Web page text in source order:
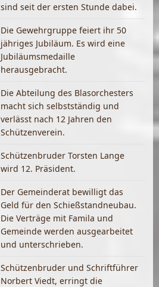
sind seit der ersten Stunde dabei.
Die Gewehrgruppe feiert ihr 50
jähriges Jubiläum. Es wird eine
Jubiläumsmedaille
herausgebracht.
Die Abteilung des Blasorchesters
macht sich selbstständig und
verlässt nach 12 Jahren den
Schützenverein.
Schützenbruder Torsten Lange
wird 12. Präsident.
Der Gemeinderat bewilligt das
Geld für den Schießstandneubau.
Die Verträge mit Famila und
Gemeinde werden ausgearbeitet
und unterschrieben.
Schützenbruder und Schriftführer
Norbert Viedt, erringt die